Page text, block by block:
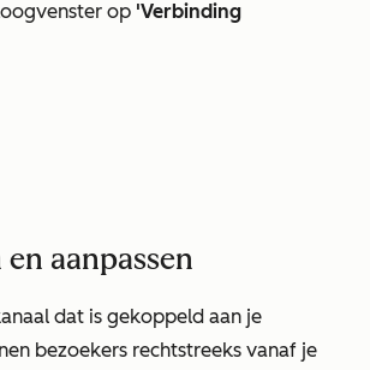
op 'Verbinding
aanpassen
dat is gekoppeld aan je
bezoekers rechtstreeks vanaf je